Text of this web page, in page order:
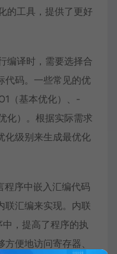
的工具，提供了更好
编译时，需要选择合
代码。一些常见的优
（基本优化）、-
化）。根据实际需求
化级别来生成最优化
程序中嵌入汇编代码
联汇编来实现。内联
，提高了程序的执
便地访问寄存器、